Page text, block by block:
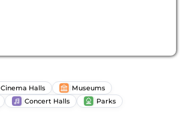
Cinema Halls
Museums
Concert Halls
Parks